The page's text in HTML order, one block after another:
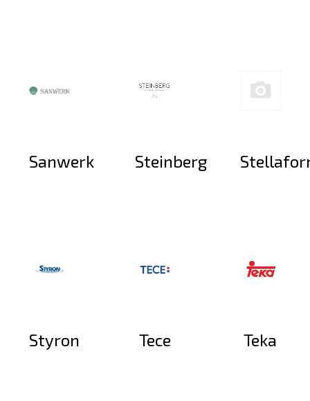
Sanwerk Steinberg
Styron Tece Teka